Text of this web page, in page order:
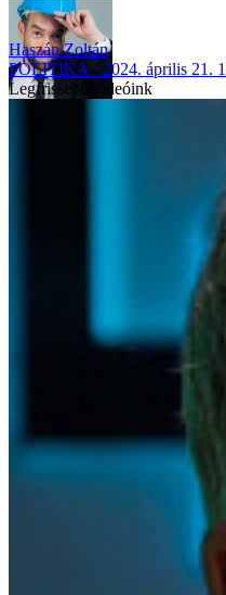
Haszán Zoltán
POLITIKA
2024. április 21.
Legfrissebb videóink